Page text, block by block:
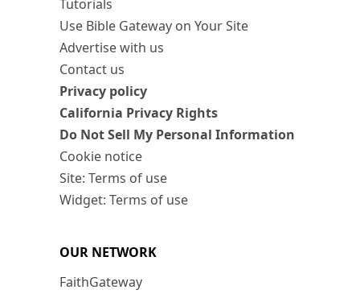
Tutorials
Use Bible Gateway on Your Site
Advertise with us
Contact us
Privacy policy
California Privacy Rights
Do Not Sell My Personal Information
Cookie notice
Site: Terms of use
Widget: Terms of use
OUR NETWORK
FaithGateway